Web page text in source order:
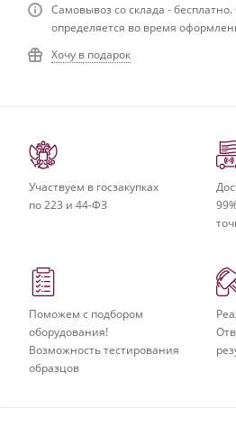
Самовывоз со склада -
определяется во время
Хочу в подарок
Участвуем в госзакупках
по 223 и 44-ФЗ
Поможем с подбором
оборудования!
Возможность тестирования
образцов